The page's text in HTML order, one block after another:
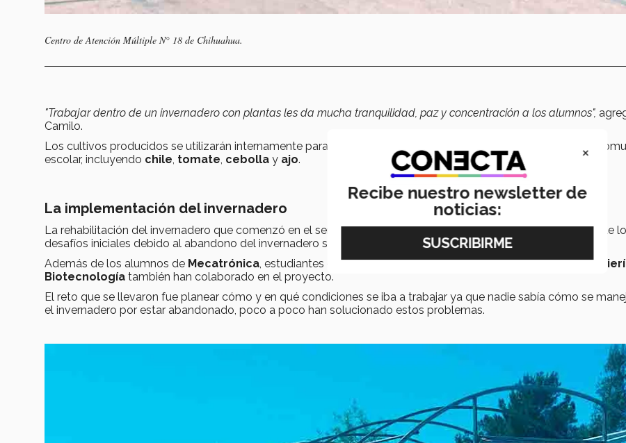
Centro de Atención Múltiple N° 18 de Chihuahua.
"Trabajar dentro de un invernadero con plantas les da mucha tranquilidad, paz y concentración a los alumnos",
Camilo.
Los cultivos producidos se utilizarán internamente para abastecer a los estudiantes y otros miembros de la
escolar, incluyendo chile, tomate, cebolla y ajo.
La implementación del invernadero
La rehabilitación del invernadero que comenzó en el semestreFebrero-Junio 2023durará un año y a pesar de
desafíos iniciales debido al abandono del invernadero se están resolviendo gradualmente.
Además de los alumnos de Mecatrónica, estudiantes de otras carreras comoIngeniería Mecánicae
Biotecnología también han colaborado en el proyecto.
El reto que se llevaron fue planear cómo y en qué condiciones se iba a trabajar ya que nadie sabía cómo se
el invernadero por estar abandonado, poco a poco han solucionado estos problemas.
×
Recibe nuestro newsletter de
noticias: